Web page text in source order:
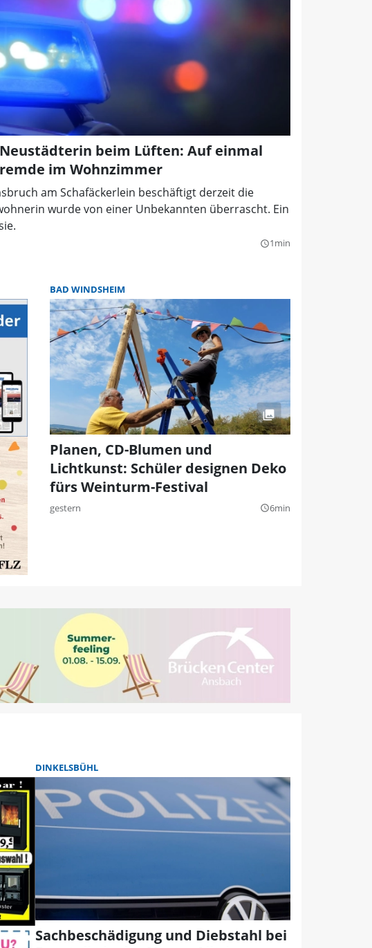
beim Lüften: Auf einmal
im Wohnzimmer
am Schafäckerlein beschäftigt derzeit die
wurde von einer Unbekannten überrascht. Ein
query_builder1min
BAD WINDSHEIM
Planen, CD-Blumen und
Lichtkunst: Schüler designen Deko
fürs Weinturm-Festival
gestern query_builder6min
DINKELSBÜHL
Sachbeschädigung und Diebstahl bei